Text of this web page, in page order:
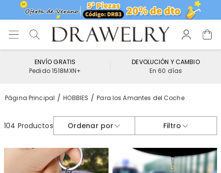
ENVÍO GRATIS
Pedido 1518MXN+
DEVOLUCIÓN Y CAMBIO
En 60 días
Página Principal HOBBIES Para los Amantes del Coche
104 Productos Ordenar por Filtro